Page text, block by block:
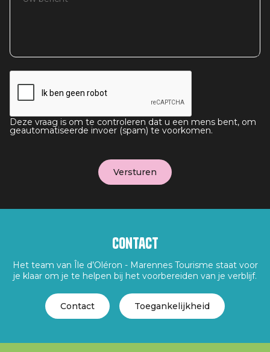
Deze vraag is om te controleren dat u een mens bent, om
geautomatiseerde invoer (spam) te voorkomen.
Contact
Het team van Île d’Oléron - Marennes Tourisme staat voor
je klaar om je te helpen bij het voorbereiden van je verblijf.
Contact Toegankelijkheid